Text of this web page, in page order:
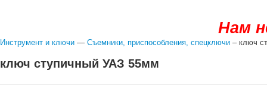
Нам
Инструмент и ключи — Съемники, приспособления, спецключи – ключ
ключ ступичный УАЗ 55мм